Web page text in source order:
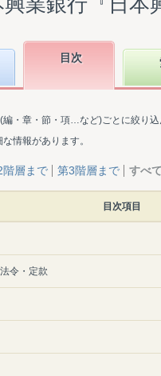
目次
編・章・節・項…など)ごとに絞り
情報があります。
階層まで 第3階層まで すべ
目次項目
令・定款